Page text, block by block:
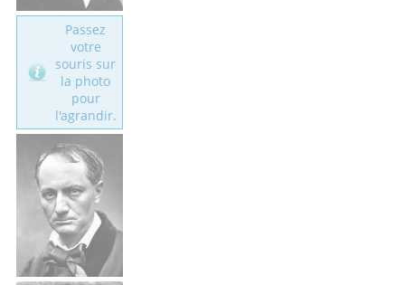
Passez
votre
souris sur
la photo
pour
l'agrandir.